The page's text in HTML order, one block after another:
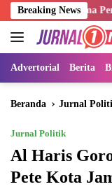
Langsung
ke
konten
Breaking News
Rama Perkuat TKM
Advertorial Berita
Beranda Jurnal
Jurnal Politik
Al Haris
Pete Kota